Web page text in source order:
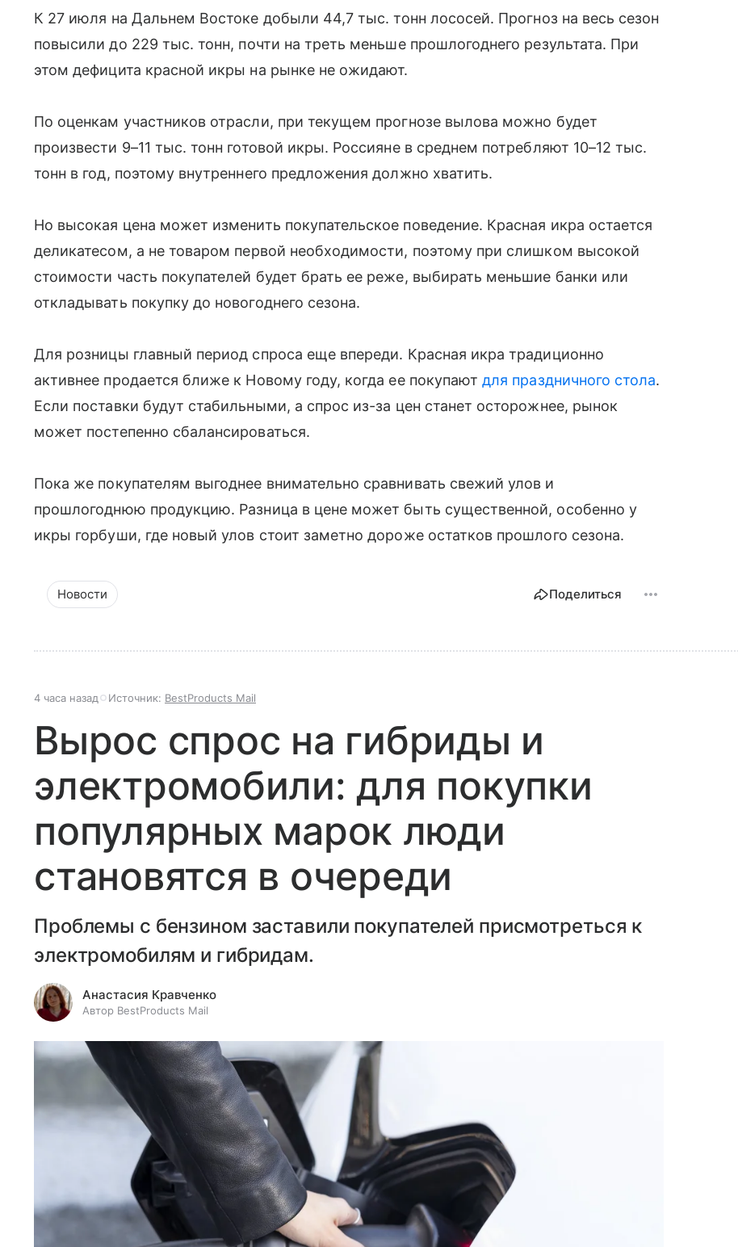
К 27 июля на Дальнем Востоке добыли 44,7 тыс. тонн лососей. Прогноз на весь сезон
повысили до 229 тыс. тонн, почти на треть меньше прошлогоднего результата. При
этом дефицита красной икры на рынке не ожидают.
По оценкам участников отрасли, при текущем прогнозе вылова можно будет
произвести 9–11 тыс. тонн готовой икры. Россияне в среднем потребляют 10–12 тыс.
тонн в год, поэтому внутреннего предложения должно хватить.
Но высокая цена может изменить покупательское поведение. Красная икра остается
деликатесом, а не товаром первой необходимости, поэтому при слишком высокой
стоимости часть покупателей будет брать ее реже, выбирать меньшие банки или
откладывать покупку до новогоднего сезона.
Для розницы главный период спроса еще впереди. Красная икра традиционно
активнее продается ближе к Новому году, когда ее покупаютдля праздничного стола.
Если поставки будут стабильными, а спрос из-за цен станет осторожнее, рынок
может постепенно сбалансироваться.
Пока же покупателям выгоднее внимательно сравнивать свежий улов и
прошлогоднюю продукцию. Разница в цене может быть существенной, особенно у
икры горбуши, где новый улов стоит заметно дороже остатков прошлого сезона.
Новости Поделиться
4 часа назад Источник: BestProducts Mail
Вырос спрос на гибриды и
электромобили: для покупки
популярных марок люди
становятся в очереди
Проблемы с бензином заставили покупателей присмотреться к
электромобилям и гибридам.
Анастасия Кравченко
Автор BestProducts Mail